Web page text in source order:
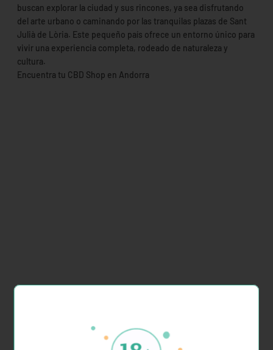
buscan explorar la ciudad y sus rincones, ya sea disfrutando
del arte urbano o caminando por las tranquilas plazas de Sant
Julià de Lòria. Este pequeño país ofrece un entorno único para
vivir una experiencia completa, rodeado de naturaleza y
cultura.
Encuentra tu CBD Shop en Andorra